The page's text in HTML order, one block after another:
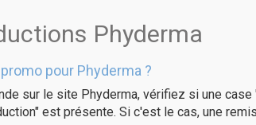
Phyderma
pour Phyderma ?
sur le site Phyderma, vérifiez si une case
est présente. Si c'est le cas, une